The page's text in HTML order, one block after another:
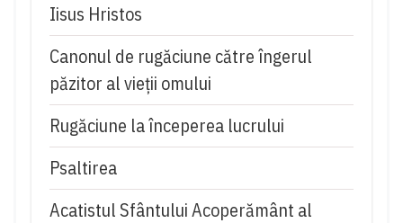
Iisus Hristos
Canonul de rugăciune către îngerul
păzitor al vieții omului
Rugăciune la începerea lucrului
Psaltirea
Acatistul Sfântului Acoperământ al